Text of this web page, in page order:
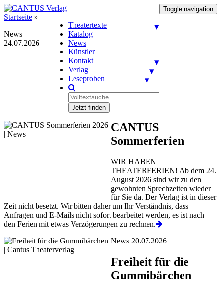
Toggle navigation
Theatertexte
Katalog
News
Künstler
Kontakt
Verlag
Leseproben
Jetzt finden
Startseite »
News
24.07.2026
CANTUS
Sommerferien
WIR HABEN
THEATERFERIEN! Ab dem 24.
August 2026 sind wir zu den
gewohnten Sprechzeiten wieder
für Sie da. Der Verlag ist in dieser
Zeit nicht besetzt. Wir bitten daher um Ihr Verständnis, dass
Anfragen und E-Mails nicht sofort bearbeitet werden, es ist nach
den Ferien mit etwas Verzögerungen zu rechnen.
News 20.07.2026
Freiheit für die
Gummibärchen